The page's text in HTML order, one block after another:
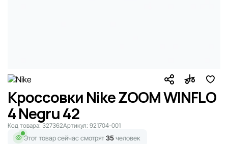
Кроссовки Nike ZOOM WINFLO
4 Negru 42
Код товара: 327362Артикул: 921704-001
Этот товар сейчас смотрят35человек